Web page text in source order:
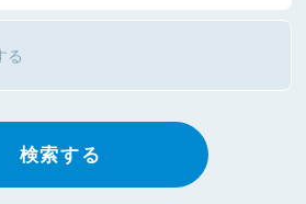
検索する